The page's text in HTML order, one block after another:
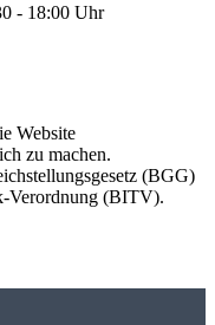
- 18:00 Uhr
Website
zu machen.
(BGG)
Verordnung (BITV).